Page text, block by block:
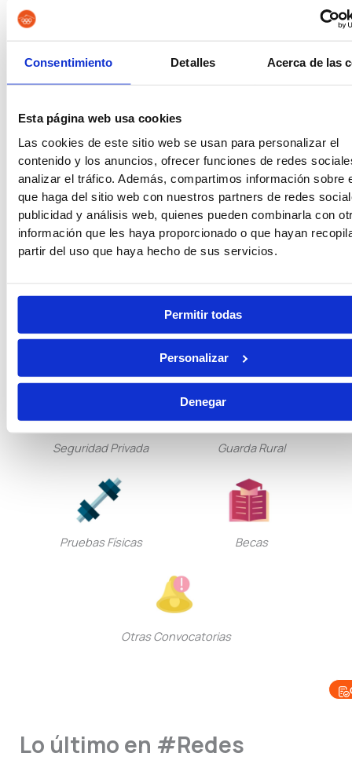
Consentimiento Detalles Acerca de las
Esta página web usa cookies
Las cookies de este sitio web se usan para personalizar el
contenido y los anuncios, ofrecer funciones de redes
analizar el tráfico. Además, compartimos información sobre
que haga del sitio web con nuestros partners de redes
publicidad y análisis web, quienes pueden combinarla con
información que les haya proporcionado o que hayan
partir del uso que haya hecho de sus servicios.
Permitir todas
Personalizar
Denegar
Vigilancia Aduanera
Penitenciarias
Oposiciones de Justicia Auxilio Judicial
Tramitación Procesal Gestión Procesal
Seguridad Privada Guarda Rural
Pruebas Físicas Becas
Otras Convocatorias
Lo último en #Redes